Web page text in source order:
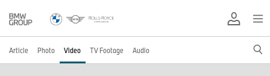
Article Photo Video TV Footage Audio